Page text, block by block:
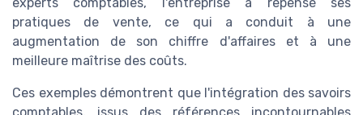
pratiques de vente, ce qui a conduit à une
augmentation de son chiffre d'affaires et à une
meilleure maîtrise des coûts.
Ces exemples démontrent que l'intégration des savoirs
comptables, issus des références incontournables